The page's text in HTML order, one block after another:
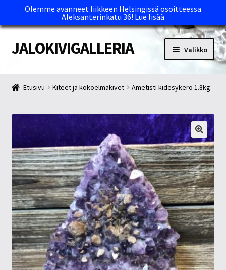
Olemme avanneet liikkeen Helsingissä osoitteessa
Aleksanterinkatu 36! Lue lisää
Siirry
navigointiin
Siirry
sisältöön
JALOKIVIGALLERIA Valikko
Maksutavat ja Tärkeää tietää
Myymälät
Oma tili
Ostoskori
Tietosuojaseloste
Tuotteet
Etusivu Kiteet ja kokoelmakivet Ametisti kidesykerö 1.8kg